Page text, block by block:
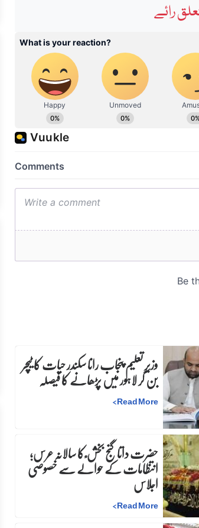
رائے
وزیرِ تعلیم پنجاب رانا سکندر حیات کا ٹیچر
بن کر لاہور میں پڑھانے کا فیصلہ
Read More
>
حضرت داتا گنج بخش ؒ کا سالانہ عرس;
انتظامات کے حوالے سے خصوصی
اجلاس
Read More
>